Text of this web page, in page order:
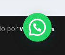
por WordPress